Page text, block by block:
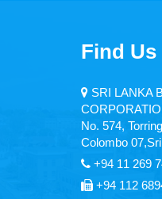
Find Us
SRI LANKA
No. 574,
Colombo
+94 11 269
+94 112